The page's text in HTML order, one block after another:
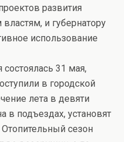
развития
и губернатору
использование
состоялась 31 мая,
в городской
лета в девяти
в подъездах, установят
сезон